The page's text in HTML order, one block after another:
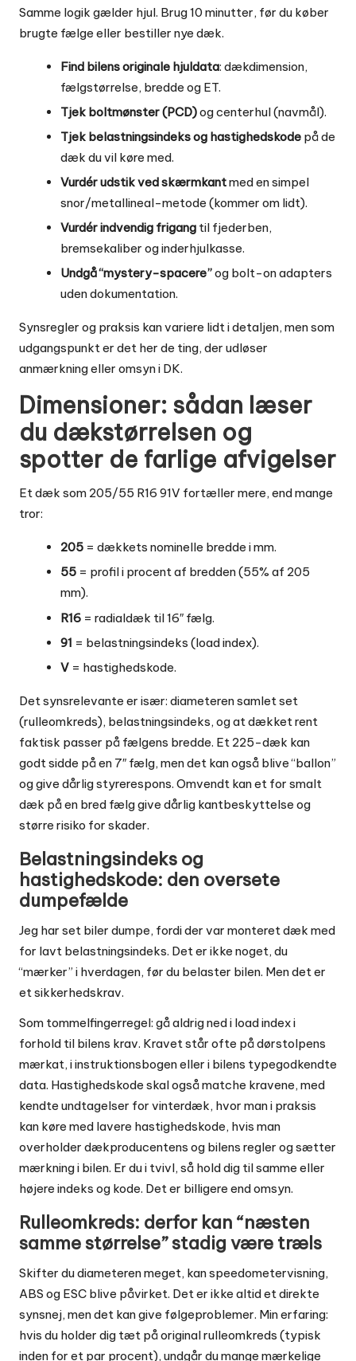
Samme logik gælder hjul. Brug 10 minutter, før du køber
brugte fælge eller bestiller nye dæk.
Find bilens originale hjuldata: dækdimension,
fælgstørrelse, bredde og ET.
Tjek boltmønster (PCD)og centerhul (navmål).
Tjek belastningsindeks og hastighedskode på de
dæk du vil køre med.
Vurdér udstik ved skærmkantmed en simpel
snor/metallineal-metode (kommer om lidt).
Vurdér indvendig frigang til fjederben,
bremsekaliber og inderhjulkasse.
Undgå “mystery-spacere”og bolt-on adapters
uden dokumentation.
Synsregler og praksis kan variere lidt i detaljen, men som
udgangspunkt er det her de ting, der udløser
anmærkning eller omsyn i DK.
Dimensioner: sådan læser
du dækstørrelsen og
spotter de farlige afvigelser
Et dæk som 205/55 R16 91V fortæller mere, end mange
tror:
205 = dækkets nominelle bredde i mm.
55 = profil i procent af bredden (55% af 205
mm).
R16 = radialdæk til 16″ fælg.
91 = belastningsindeks (load index).
V = hastighedskode.
Det synsrelevante er især: diameteren samlet set
(rulleomkreds), belastningsindeks, og at dækket rent
faktisk passer på fælgens bredde. Et 225-dæk kan
godt sidde på en 7″ fælg, men det kan også blive “ballon”
og give dårlig styrerespons. Omvendt kan et for smalt
dæk på en bred fælg give dårlig kantbeskyttelse og
større risiko for skader.
Belastningsindeks og
hastighedskode: den oversete
dumpefælde
Jeg har set biler dumpe, fordi der var monteret dæk med
for lavt belastningsindeks. Det er ikke noget, du
“mærker” i hverdagen, før du belaster bilen. Men det er
et sikkerhedskrav.
Som tommelfingerregel: gå aldrig ned i load index i
forhold til bilens krav. Kravet står ofte på dørstolpens
mærkat, i instruktionsbogen eller i bilens typegodkendte
data. Hastighedskode skal også matche kravene, med
kendte undtagelser for vinterdæk, hvor man i praksis
kan køre med lavere hastighedskode, hvis man
overholder dækproducentens og bilens regler og sætter
mærkning i bilen. Er du i tvivl, så hold dig til samme eller
højere indeks og kode. Det er billigere end omsyn.
Rulleomkreds: derfor kan “næsten
samme størrelse” stadig være træls
Skifter du diameteren meget, kan speedometervisning,
ABS og ESC blive påvirket. Det er ikke altid et direkte
synsnej, men det kan give følgeproblemer. Min erfaring:
hvis du holder dig tæt på original rulleomkreds (typisk
inden for et par procent), undgår du mange mærkelige